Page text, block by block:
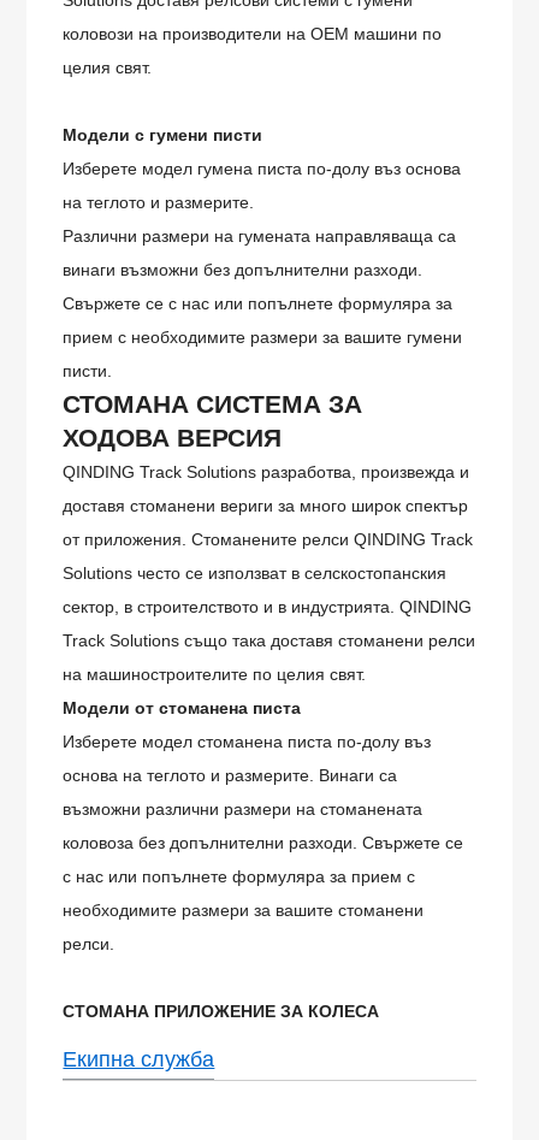
коловози на производители на OEM машини по
целия свят.
Модели с гумени писти
Изберете модел гумена писта по-долу въз основа
на теглото и размерите.
Различни размери на гумената направляваща са
винаги възможни без допълнителни разходи.
Свържете се с нас или попълнете формуляра за
прием с необходимите размери за вашите гумени
писти.
СТОМАНАСИСТЕМА ЗА
ХОДОВА ВЕРСИЯ
QINDING Track Solutions разработва, произвежда и
доставя стоманени вериги за много широк спектър
от приложения. Стоманените релси QINDING Track
Solutions често се използват в селскостопанския
сектор, в строителството и в индустрията. QINDING
Track Solutions също така доставя стоманени релси
на машиностроителите по целия свят.
Модели от стоманена писта
Изберете модел стоманена писта по-долу въз
основа на теглото и размерите. Винаги са
възможни различни размери на стоманената
коловоза без допълнителни разходи. Свържете се
с нас или попълнете формуляра за прием с
необходимите размери за вашите стоманени
релси.
СТОМАНА ПРИЛОЖЕНИЕ ЗА КОЛЕСА
Екипна служба